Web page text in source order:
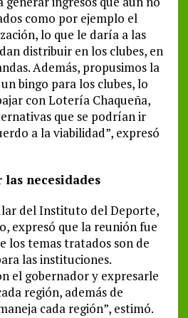
como por ejemplo el
lo que le daría a las
distribuir en los clubes, en
Además, propusimos la
bingo para los clubes, lo
con Lotería Chaqueña,
que se podrían ir
a la viabilidad”, expresó
las necesidades
del Instituto del Deporte,
expresó que la reunión fue
los temas tratados son de
las instituciones.
el gobernador y expresarle
región, además de
cada región”, estimó.